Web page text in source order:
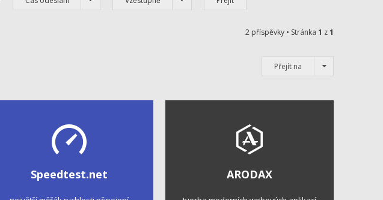
2 příspěvky • Stránka 1 z1
Přejít na
Speedtest.net ARODAX